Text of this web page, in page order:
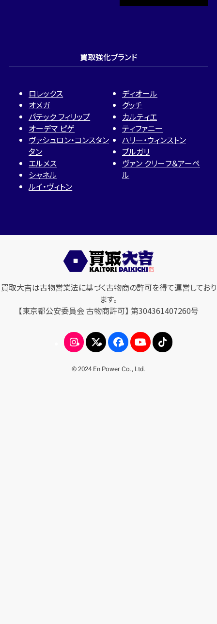
買取強化ブランド
ロレックス
オメガ
パテック フィリップ
オーデマ ピゲ
ヴァシュロン・コンスタン
タン
エルメス
シャネル
ルイ・ヴィトン
ディオール
グッチ
カルティエ
ティファニー
ハリー・ウィンストン
ブルガリ
ヴァン クリーフ＆アーペ
ル
買取大吉は古物営業法に基づく古物商の許可を得て運営しており
ます。
【東京都公安委員会 古物商許可】 第304361407260号
© 2024 En Power Co., Ltd.